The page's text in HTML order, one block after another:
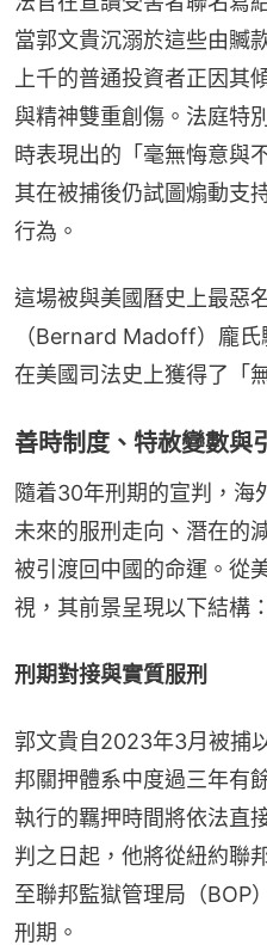
當郭文貴沉溺於這些由贓
上千的普通投資者正因其
與精神雙重創傷。法庭特
時表現出的「毫無悔意與
其在被捕後仍試圖煽動支
行為。
這場被與美國曆史上最惡
（Bernard Madoff）龐
在美國司法史上獲得了「
善時制度、特赦變數與
隨着30年刑期的宣判，海
未來的服刑走向、潛在的
被引渡回中國的命運。從
視，其前景呈現以下結構：
刑期對接與實質服刑
郭文貴自2023年3月被捕
邦關押體系中度過三年有
執行的羈押時間將依法直
判之日起，他將從紐約聯
至聯邦監獄管理局（BOP
刑期。